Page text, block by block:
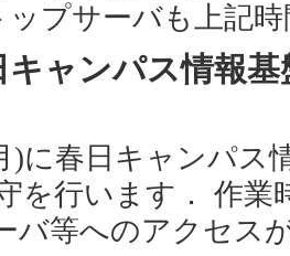
ップサーバも上記
キャンパス情報
)に春日キャンパス
を行います． 作業
バ等へのアクセス